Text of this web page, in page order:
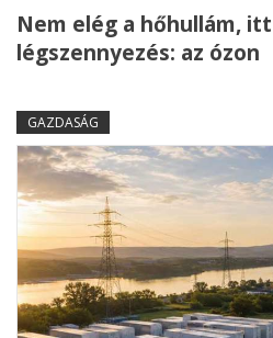
Nem elég a hőhullám,
légszennyezés: az ózon
GAZDASÁG